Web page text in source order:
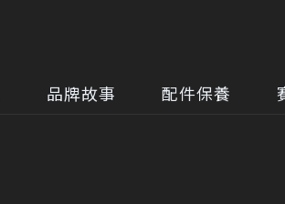
品牌故事 配件保養